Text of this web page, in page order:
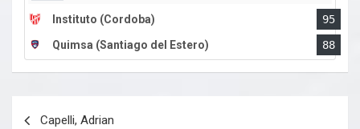
Instituto (Cordoba)
95
Quimsa (Santiago del Estero)
88
Capelli, Adrian